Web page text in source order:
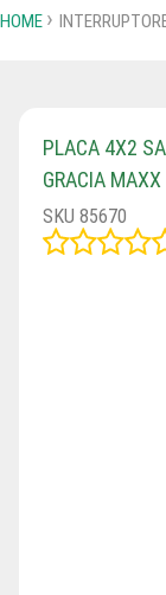
HOME
PLACA 4X2
GRACIA MAXX
SKU 85670